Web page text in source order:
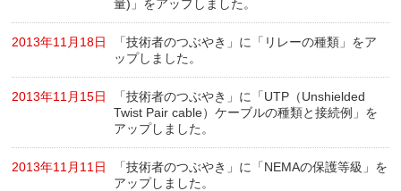
量)」をアップしました。
2013年11月18日
「技術者のつぶやき」に「リレーの種類」をア
ップしました。
2013年11月15日
「技術者のつぶやき」に「UTP（Unshielded
Twist Pair cable）ケーブルの種類と接続例」を
アップしました。
2013年11月11日
「技術者のつぶやき」に「NEMAの保護等級」を
アップしました。